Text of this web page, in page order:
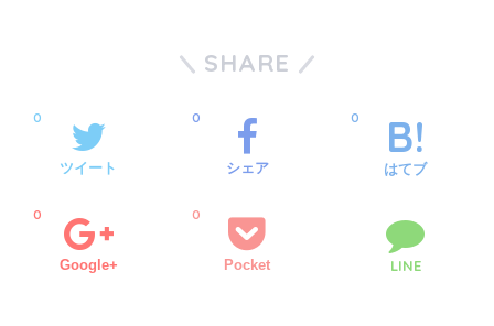
SHARE
ツイート
0
シェア
0
はてブ
0
Google+
0
Pocket
0
LINE